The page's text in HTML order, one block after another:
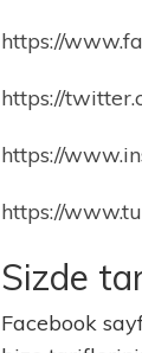
https://
https://
https://
https://
Sizde
Facebook